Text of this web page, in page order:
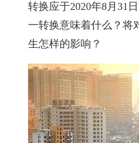
转换应于2020年8月31
一转换意味着什么？将
生怎样的影响？